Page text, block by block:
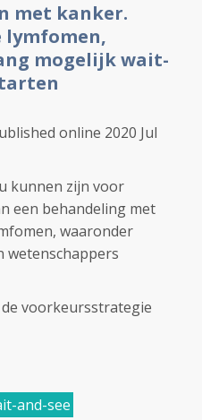
met kanker.
lymfomen,
mogelijk wait-
online 2020 Jul
kunnen zijn voor
een behandeling met
waaronder
wetenschappers
voorkeursstrategie
and-see